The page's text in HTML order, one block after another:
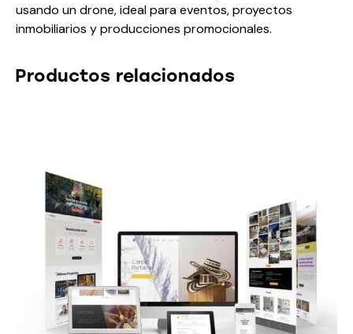
usando un drone, ideal para eventos, proyectos
inmobiliarios y producciones promocionales.
Productos relacionados